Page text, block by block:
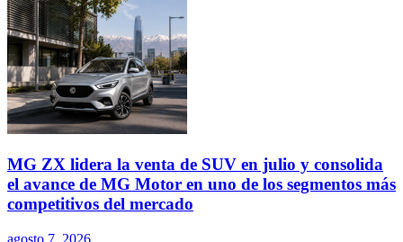
MG ZX lidera la venta de SUV en julio y consolida
el avance de MG Motor en uno de los segmentos más
competitivos del mercado
agosto 7, 2026